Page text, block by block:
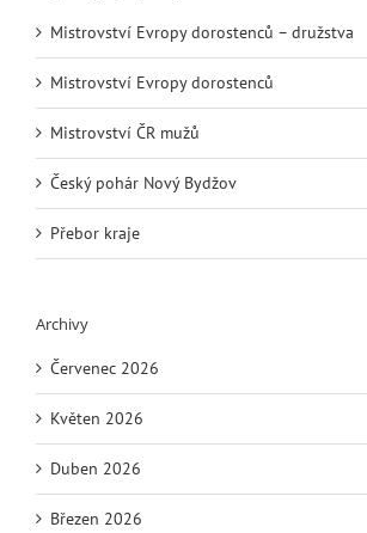
Mistrovství Evropy dorostenců – družstva
Mistrovství Evropy dorostenců
Mistrovství ČR mužů
Český pohár Nový Bydžov
Přebor kraje
Archivy
Červenec 2026
Květen 2026
Duben 2026
Březen 2026